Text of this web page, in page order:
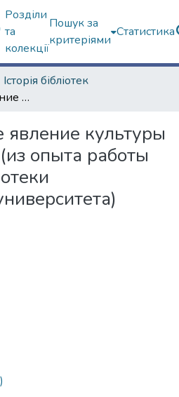
Розділи
та
колекції
Пошук за
критеріями
Статистика
Історія бібліотек
Универсальное явление культуры – библиотека : (из опыта работы научной библиотеки Каразинского университета)
явление культуры
опыта работы